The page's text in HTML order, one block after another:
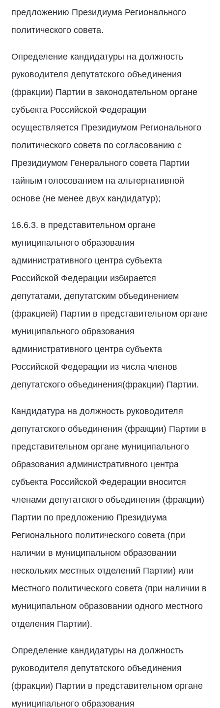
предложению Президиума Регионального
политического совета.
Определение кандидатуры на должность
руководителя депутатского объединения
(фракции) Партии в законодательном органе
субъекта Российской Федерации
осуществляется Президиумом Регионального
политического совета по согласованию с
Президиумом Генерального совета Партии
тайным голосованием на альтернативной
основе (не менее двух кандидатур);
16.6.3. в представительном органе
муниципального образования
административного центра субъекта
Российской Федерации избирается
депутатами, депутатским объединением
(фракцией) Партии в представительном органе
муниципального образования
административного центра субъекта
Российской Федерации из числа членов
депутатского объединения(фракции) Партии.
Кандидатура на должность руководителя
депутатского объединения (фракции) Партии в
представительном органе муниципального
образования административного центра
субъекта Российской Федерации вносится
членами депутатского объединения (фракции)
Партии по предложению Президиума
Регионального политического совета (при
наличии в муниципальном образовании
нескольких местных отделений Партии) или
Местного политического совета (при наличии в
муниципальном образовании одного местного
отделения Партии).
Определение кандидатуры на должность
руководителя депутатского объединения
(фракции) Партии в представительном органе
муниципального образования